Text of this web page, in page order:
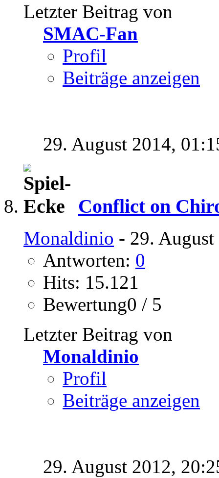
Letzter Beitrag von
SMAC-Fan
Profil
Beiträge anzeigen
29. August 2014,
Conflict on
Monaldinio - 29.
Antworten: 0
Hits: 15.121
Bewertung0 / 5
Letzter Beitrag von
Monaldinio
Profil
Beiträge anzeigen
29. August 2012,